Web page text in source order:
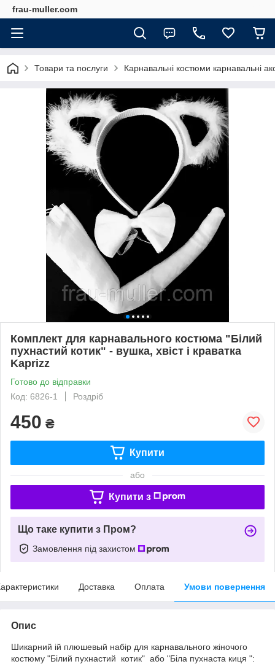
frau-muller.com
Товари та послуги Карнавальні костюми карнавальні
Комплект для карнавального костюма "Білий
пухнастий котик" - вушка, хвіст і краватка
Kaprizz
Готово до відправки
Код: 6826-1
Роздріб
450 ₴
Купити
або
Купити з
Що таке купити з Пром?
Замовлення під захистом
Доставка Оплата Умови повернення
Опис
Шикарний ій плюшевый набір для карнавального жіночого
костюму "Білий пухнастий котик" або "Біла пухнаста киця ":